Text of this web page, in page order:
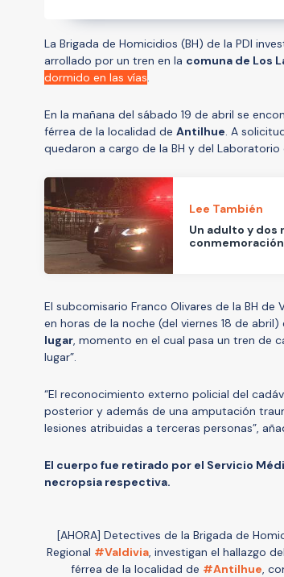
La Brigada de Homicidios (BH) de la PDI
arrollado por un tren en la comuna de Los
dormido en las vías.
En la mañana del sábado 19 de abril se
férrea de la localidad de Antilhue. A
quedaron a cargo de la BH y del Laboratorio
Lee También
Un adulto y dos
El subcomisario Franco Olivares de la BH
en horas de la noche (del viernes 18 de abril)
lugar, momento en el cual pasa un tren de
lugar”.
“El reconocimiento externo policial del
posterior y además de una amputación
lesiones atribuidas a terceras personas”,
El cuerpo fue retirado por el Servicio
necropsia respectiva.
[AHORA] Detectives de la Brigada de
Regional #Valdivia, investigan el hallazgo
férrea de la localidad de #Antilhue,